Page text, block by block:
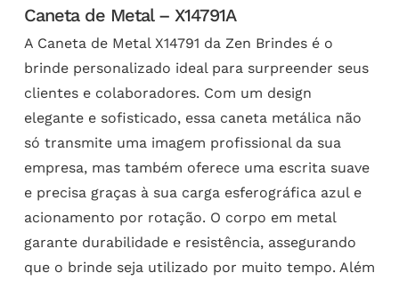
Caneta de Metal – X14791A
A Caneta de Metal X14791 da Zen Brindes é o
brinde personalizado ideal para surpreender seus
clientes e colaboradores. Com um design
elegante e sofisticado, essa caneta metálica não
só transmite uma imagem profissional da sua
empresa, mas também oferece uma escrita suave
e precisa graças à sua carga esferográfica azul e
acionamento por rotação. O corpo em metal
garante durabilidade e resistência, assegurando
que o brinde seja utilizado por muito tempo. Além